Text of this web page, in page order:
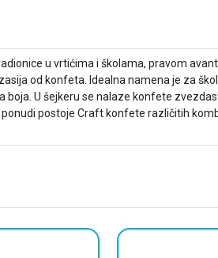
u vrtićima i školama, pravom
od konfeta. Idealna namena je za
boja. U šejkeru se nalaze konfete
postoje Craft konfete različitih